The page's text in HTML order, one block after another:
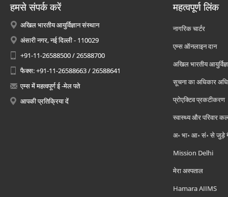
हमसे संपर्क करें
अखिल भारतीय आयुर्विज्ञान संस्थान
अंसारी नगर, नई दिल्ली - 110029
+91-11-26588500 / 26588700
फैक्स: +91-11-26588663 / 26588641
एम्स में महत्वपूर्ण ई -मेल पते
आपकी प्रतिक्रिया दें
महत्वपूर्ण लिंक
नागरिक चार्टर
एम्स ऑनलाइन दान
अखिल भारतीय
सूचना का अधिकार
प्रोएक्टिव प्रकटीकरण
स्वास्थ्य और परिवार
अ॰ भा॰ आ॰ सं॰ से जुड़े
Mission Delhi
मेरा अस्पताल
Hamara AIIMS